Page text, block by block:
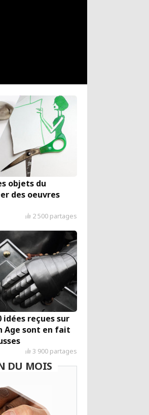
objets du
des oeuvres
2 500 partages
idées reçues sur
Age sont en fait
3 900 partages
DU MOIS